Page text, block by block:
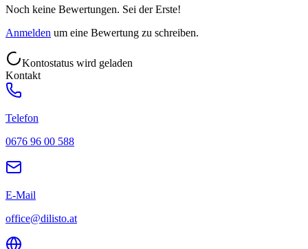
Noch keine Bewertungen. Sei der Erste!
Anmelden um eine Bewertung zu schreiben.
Kontostatus wird geladen
Kontakt
Telefon
0676 96 00 588
E-Mail
office@dilisto.at